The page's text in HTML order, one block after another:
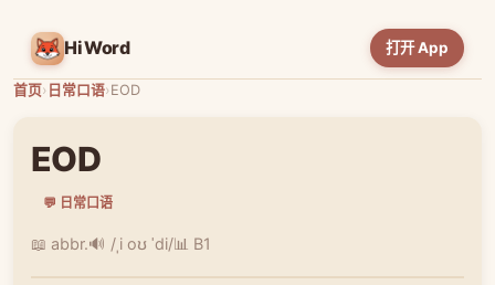
HiWord 打开 App
首页› 日常口语›EOD
EOD
💬 日常口语
📖 abbr.🔊 /ˌi oʊ ˈdi/📊 B1